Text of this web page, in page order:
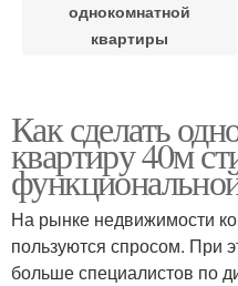
однокомнатной
квартиры
классическом стиле
Современные стили
Как сделать
квартиру 40м
На рынке недвижимости
пользуются спросом. При
больше специалистов по